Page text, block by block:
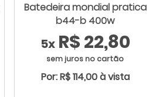
Batedeira mondial pratica
b44-b 400w
5x R$ 22,80
sem juros no cartão
Por: R$ 114,00 à vista